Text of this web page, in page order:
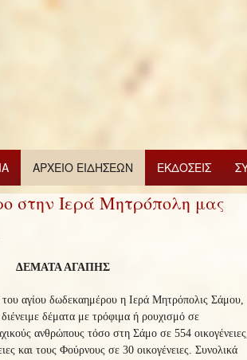
ΑΡΧΕΙΟ ΕΙΔΗΣΕΩΝ ΕΚΔΟΣΕΙΣ
στην Ιερά Μητρόπολη μας
ΔΕΜΑΤΑ ΑΓΑΠΗΣ
αγίου δωδεκαημέρου η Ιερά Μητρόπολις Σάμου,
δέματα με τρόφιμα ή ρουχισμό σε
ανθρώπους τόσο στη Σάμο σε 554
και τους Φούρνους σε 30 οικογένειες. Συνολικά